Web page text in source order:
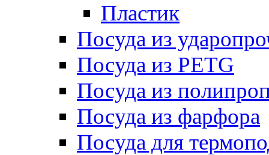
Пластик
Посуда из
Посуда из PETG
Посуда из
Посуда из фарфора
Посуда для